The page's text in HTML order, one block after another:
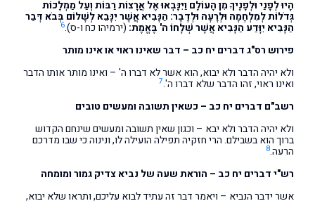
הָיוּ לְפָנַי וּלְפָנֶיךָ מִן הָעוֹלָם וַיִּנָּבְאוּ אֶל אֲרָצוֹת רַבּוֹת וְעַל מַמְלָכוֹת
גְּדֹלוֹת לְמִלְחָמָה וּלְרָעָה וּלְדָבֶר: הַנָּבִיא אֲשֶׁר יִנָּבֵא לְשָׁלוֹם בְּבֹא דְּבַר
הַנָּבִיא יִוָּדַע הַנָּבִיא אֲשֶׁר שְׁלָחוֹ ה' בֶּאֱמֶת: (ירמיהו כח ו-ס).6
פירוש רס"ג דברים יח כב – דבר שאינו ראוי או אינו מותר
ולא יהיה הדבר ולא יבוא, הוא אשר לא דברו ה' – ואינו מותר אותו הדבר
ואינו ראוי, זהו הדבר שלא דברו ה'.7
רשב"ם דברים יח כב – כשאין תשובה ומעשים טובים
ולא יהיה הדבר ולא יבא – וכגון שאין תשובה ומעשים שינחם הקדוש
ברוך הוא בשבילם. הרי חזקיה תפילה הועילה לו, ונינוה כי שבו מדרכם
הרעה.8
רש"י דברים יח כב – הוראת שעה של נביא צדיק גמור ומומחה
אשר ידבר הנביא – ויאמר דבר זה עתיד לבוא עליכם, ותראו שלא יבוא,